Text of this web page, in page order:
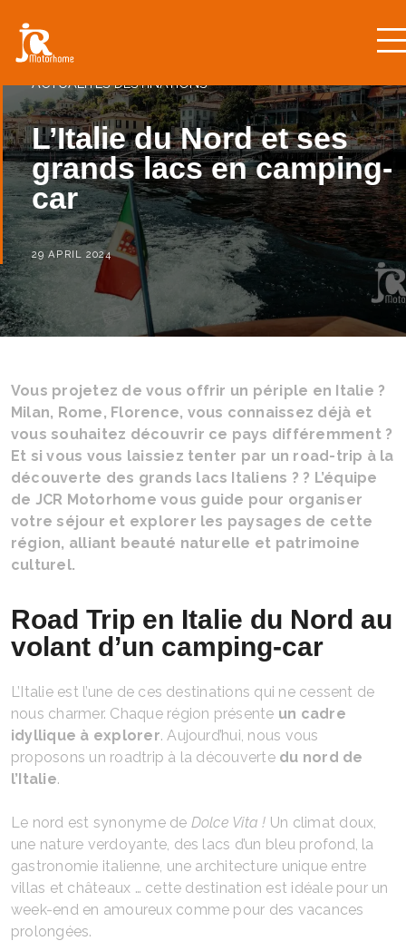
ACTUALITÉSDESTINATIONS
L’Italie du Nord et ses
grands lacs en camping-
car
29 APRIL 2024
Vous projetez de vous offrir un périple en Italie ?
Milan, Rome, Florence, vous connaissez déjà et
vous souhaitez découvrir ce pays différemment ?
Et si vous vous laissiez tenter par un road-trip à la
découverte des grands lacs Italiens ? ? L’équipe
de JCR Motorhome vous guide pour organiser
votre séjour et explorer les paysages de cette
région, alliant beauté naturelle et patrimoine
culturel.
Road Trip en Italie du Nord au
volant d’un camping-car
L’Italie est l’une de ces destinations qui ne cessent de
nous charmer. Chaque région présente un cadre
idyllique à explorer. Aujourd’hui, nous vous
proposons un roadtrip à la découverte du nord de
l’Italie.
Le nord est synonyme de Dolce Vita ! Un climat doux,
une nature verdoyante, des lacs d’un bleu profond, la
gastronomie italienne, une architecture unique entre
villas et châteaux … cette destination est idéale pour un
week-end en amoureux comme pour des vacances
prolongées.